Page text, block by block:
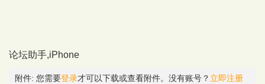
论坛助手,iPhone
附件: 您需要登录才可以下载或查看附件。没有账号？ 立即注册